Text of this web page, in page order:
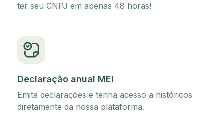
ter seu CNPJ em apenas 48 horas!
Declaração anual MEI
Emita declarações e tenha acesso a históricos
diretamente da nossa plataforma.